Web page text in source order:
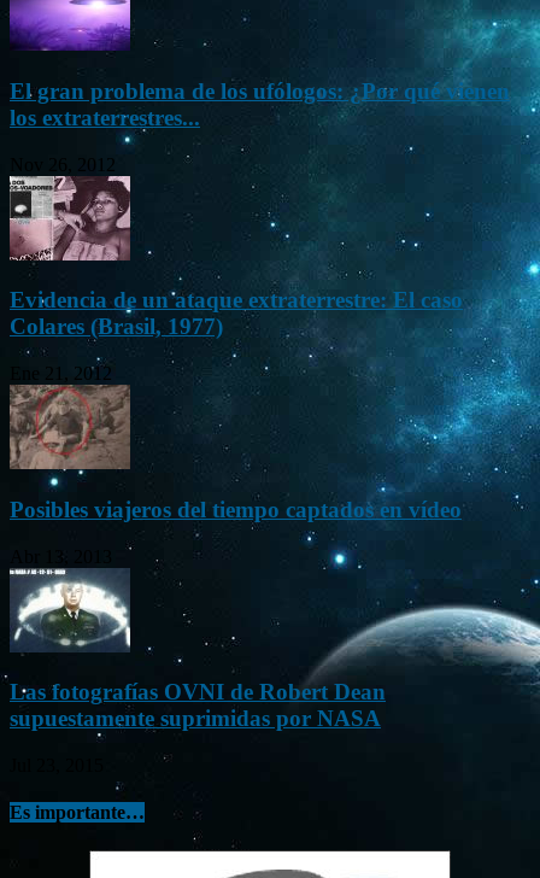
El gran problema de los ufólogos: ¿Por qué vienen
los extraterrestres...
Nov 26, 2012
Evidencia de un ataque extraterrestre: El caso
Colares (Brasil, 1977)
Ene 21, 2012
Posibles viajeros del tiempo captados en vídeo
Abr 13, 2013
Las fotografías OVNI de Robert Dean
supuestamente suprimidas por NASA
Es importante…